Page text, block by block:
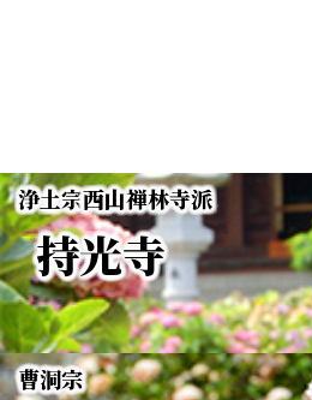
浄土宗西山禅林寺派
持光寺
曹洞宗